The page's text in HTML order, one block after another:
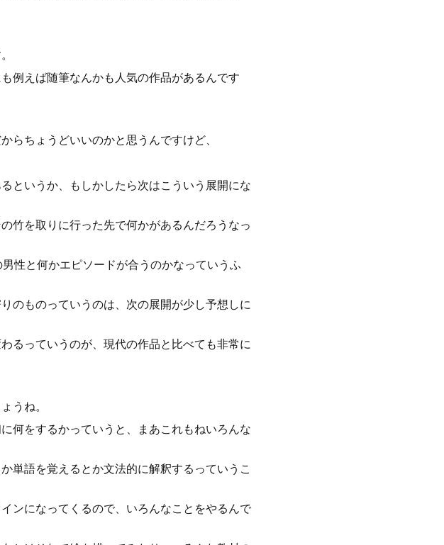
例えば随筆なんかも人気の作品があるんです
らちょうどいいのかと思うんですけど、
というか、もしかしたら次はこういう展開にな
竹を取りに行った先で何かがあるんだろうなっ
性と何かエピソードが合うのかなっていうふ
のものっていうのは、次の展開が少し予想しに
るっていうのが、現代の作品と比べても非常に
うね。
何をするかっていうと、まあこれもねいろんな
単語を覚えるとか文法的に解釈するっていうこ
ンになってくるので、いろんなことをやるんで